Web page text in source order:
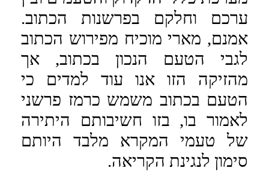
ערכם וחלקם בפרשנות הכתוב.
אמנם, מארי מוכיח מפירוש הכתוב
לגבי הטעם הנכון בכתוב, אך
מהזיקה הזו אנו עוד למדים כי
הטעם בכתוב משמש כרמז פרשני
לאמור בו, בזו חשיבותם היתירה
של טעמי המקרא מלבד היותם
סימון לנגינת הקריאה.